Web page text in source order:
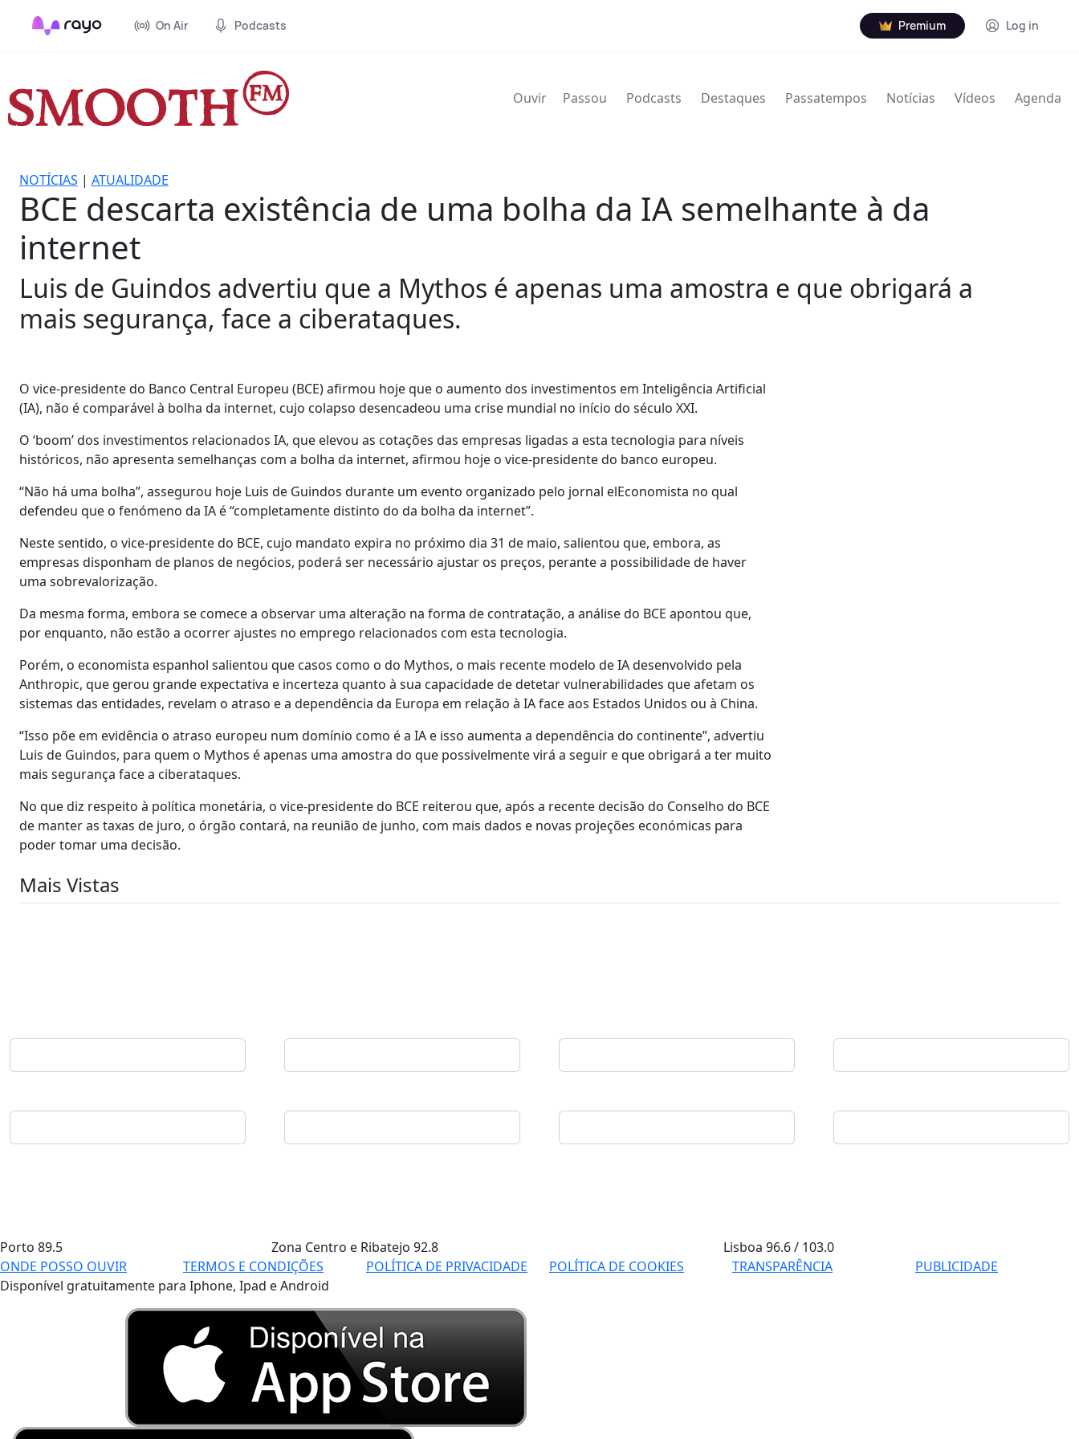
On Air Podcasts Premium Log in
Ouvir Passou Podcasts Destaques Passatempos Notícias Vídeos Agenda
NOTÍCIAS | ATUALIDADE
BCE descarta existência de uma bolha da IA semelhante à da
internet
Luis de Guindos advertiu que a Mythos é apenas uma amostra e que obrigará a
mais segurança, face a ciberataques.
O vice-presidente do Banco Central Europeu (BCE) afirmou hoje que o aumento dos investimentos em Inteligência Artificial
(IA), não é comparável à bolha da internet, cujo colapso desencadeou uma crise mundial no início do século XXI.
O ‘boom’ dos investimentos relacionados IA, que elevou as cotações das empresas ligadas a esta tecnologia para níveis
históricos, não apresenta semelhanças com a bolha da internet, afirmou hoje o vice-presidente do banco europeu.
“Não há uma bolha”, assegurou hoje Luis de Guindos durante um evento organizado pelo jornal elEconomista no qual
defendeu que o fenómeno da IA é “completamente distinto do da bolha da internet”.
Neste sentido, o vice-presidente do BCE, cujo mandato expira no próximo dia 31 de maio, salientou que, embora, as
empresas disponham de planos de negócios, poderá ser necessário ajustar os preços, perante a possibilidade de haver
uma sobrevalorização.
Da mesma forma, embora se comece a observar uma alteração na forma de contratação, a análise do BCE apontou que,
por enquanto, não estão a ocorrer ajustes no emprego relacionados com esta tecnologia.
Porém, o economista espanhol salientou que casos como o do Mythos, o mais recente modelo de IA desenvolvido pela
Anthropic, que gerou grande expectativa e incerteza quanto à sua capacidade de detetar vulnerabilidades que afetam os
sistemas das entidades, revelam o atraso e a dependência da Europa em relação à IA face aos Estados Unidos ou à China.
“Isso põe em evidência o atraso europeu num domínio como é a IA e isso aumenta a dependência do continente”, advertiu
Luis de Guindos, para quem o Mythos é apenas uma amostra do que possivelmente virá a seguir e que obrigará a ter muito
mais segurança face a ciberataques.
No que diz respeito à política monetária, o vice-presidente do BCE reiterou que, após a recente decisão do Conselho do BCE
de manter as taxas de juro, o órgão contará, na reunião de junho, com mais dados e novas projeções económicas para
poder tomar uma decisão.
Mais Vistas
Porto 89.5 Zona Centro e Ribatejo 92.8 Lisboa96.6 / 103.0
ONDE POSSO OUVIR
TERMOS E CONDIÇÕES POLÍTICA DE PRIVACIDADE POLÍTICA DE COOKIES TRANSPARÊNCIA
PUBLICIDADE
Disponível gratuitamente para Iphone, Ipad e Android